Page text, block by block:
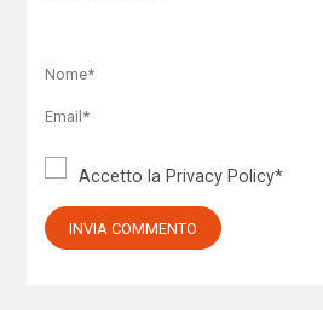
Accetto la Privacy Policy*